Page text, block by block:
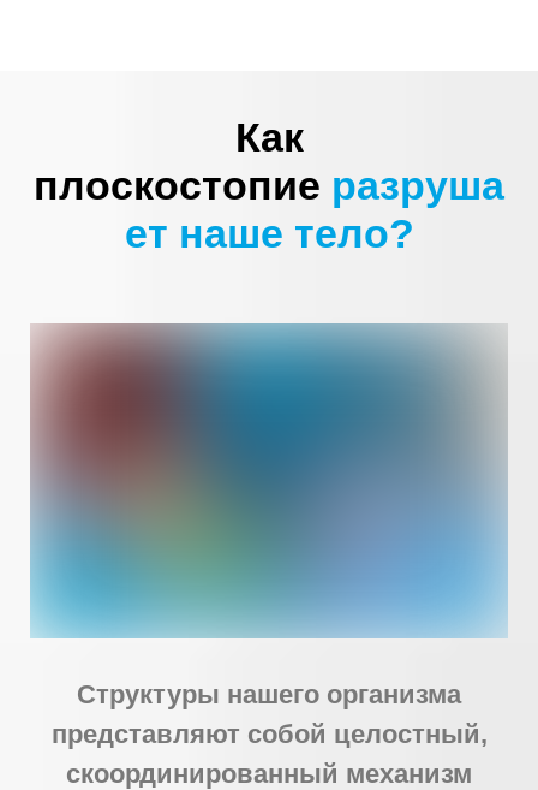
Как
плоскостопие разруша
ет наше тело?
Структуры нашего организма
представляют собой целостный,
скоординированный механизм